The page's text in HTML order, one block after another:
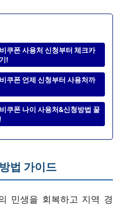
쿠폰 사용처 신청부터 체크카
!
쿠폰 언제 신청부터 사용처까
쿠폰 나이 사용처&신청방법 꿀
법 가이드
민생을 회복하고 지역 경